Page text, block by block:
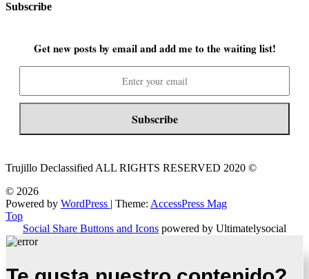
Subscribe
Get new posts by email and add me to the waiting list!
Trujillo Declassified ALL RIGHTS RESERVED 2020 ©
© 2026
Powered by WordPress | Theme: AccessPress Mag
Top
Social Share Buttons and Icons powered by Ultimatelysocial